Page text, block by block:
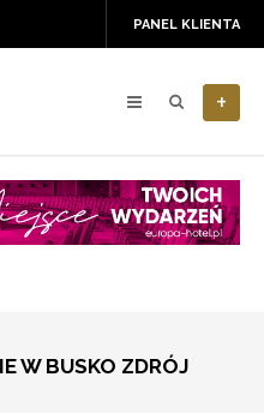
PANEL KLIENTA
+
W BUSKO ZDRÓJ